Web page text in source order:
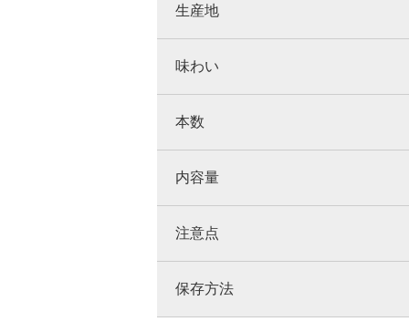
生産地
味わい
本数
内容量
注意点
保存方法